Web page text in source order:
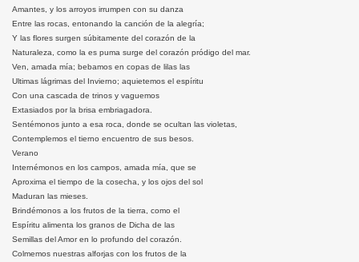
Amantes, y los arroyos irrumpen con su danza
Entre las rocas, entonando la canción de la alegría;
Y las flores surgen súbitamente del corazón de la
Naturaleza, como la es puma surge del corazón pródigo del mar.
Ven, amada mía; bebamos en copas de lilas las
Ultimas lágrimas del Invierno; aquietemos el espíritu
Con una cascada de trinos y vaguemos
Extasiados por la brisa embriagadora.
Sentémonos junto a esa roca, donde se ocultan las violetas,
Contemplemos el tierno encuentro de sus besos.
Verano
Internémonos en los campos, amada mía, que se
Aproxima el tiempo de la cosecha, y los ojos del sol
Maduran las mieses.
Brindémonos a los frutos de la tierra, como el
Espíritu alimenta los granos de Dicha de las
Semillas del Amor en lo profundo del corazón.
Colmemos nuestras alforjas con los frutos de la